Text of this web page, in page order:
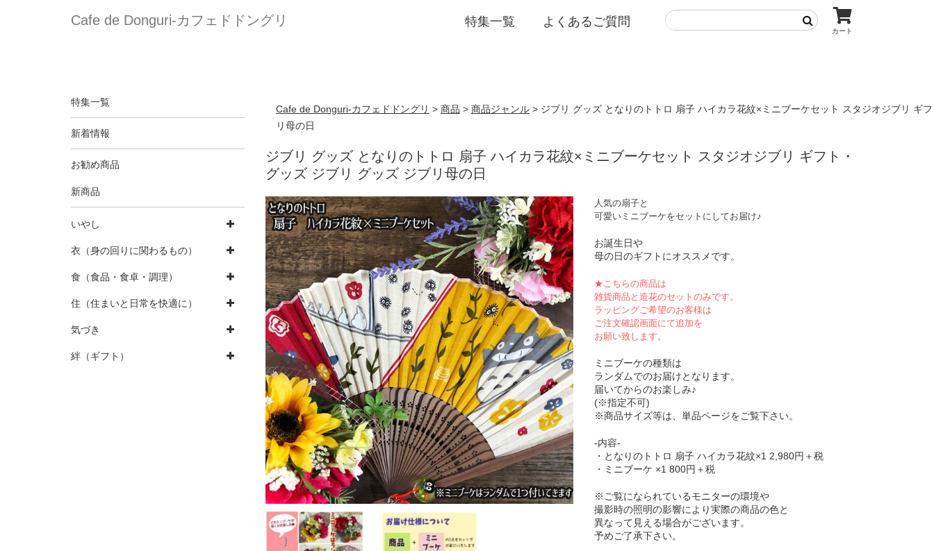
Cafe de Donguri- カフェドドングリ
カート
特集一覧 よくあるご質問
Cafe de Donguri- カフェドドングリ > 商品 > 商品ジャンル > ジブリ グッズ となりのトトロ 扇子 ハイカラ花紋×ミニブーケセット スタジオジブリ ギ
リ母の日
ジブリ グッズ となりのトトロ 扇子 ハイカラ花紋×ミニブーケセット スタジオジブリ ギフト・
グッズ ジブリ グッズ ジブリ母の日
人気の扇子と
可愛いミニブーケをセットにしてお届け♪
お誕生日や
母の日のギフトにオススメです。
★こちらの商品は
雑貨商品と造花のセットのみです。
ラッピングご希望のお客様は
ご注文確認画面にて追加を
お願い致します。
ミニブーケの種類は
ランダムでのお届けとなります。
届いてからのお楽しみ♪
(※指定不可)
※商品サイズ等は、単品ページをご覧下さい。
-内容-
・となりのトトロ 扇子 ハイカラ花紋×1 2,980円＋税
・ミニブーケ ×1 800円＋税
※ご覧になられているモニターの環境や
撮影時の照明の影響により実際の商品の色と
異なって見える場合がございます。
予めご了承下さい。
特集一覧
新着情報
お勧め商品
新商品
いやし
衣（身の回りに関わるもの）
食（食品・食卓・調理）
住（住まいと日常を快適に）
気づき
絆（ギフト）